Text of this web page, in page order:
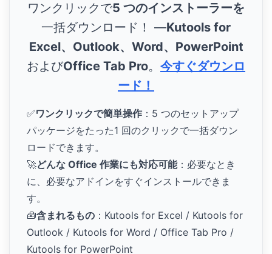
ワンクリックで5 つのインストーラーを
一括ダウンロード！ ―Kutools for
Excel、Outlook、Word、PowerPoint
およびOffice Tab Pro。 今すぐダウンロ
ード！
✅ワンクリックで簡単操作 ：5 つのセットアップ
パッケージをたった1 回のクリックで一括ダウン
ロードできます。
🚀どんな Office 作業にも対応可能：必要なとき
に、必要なアドインをすぐインストールできま
す。
🧰含まれるもの ：Kutools for Excel / Kutools for
Outlook / Kutools for Word / Office Tab Pro /
Kutools for PowerPoint